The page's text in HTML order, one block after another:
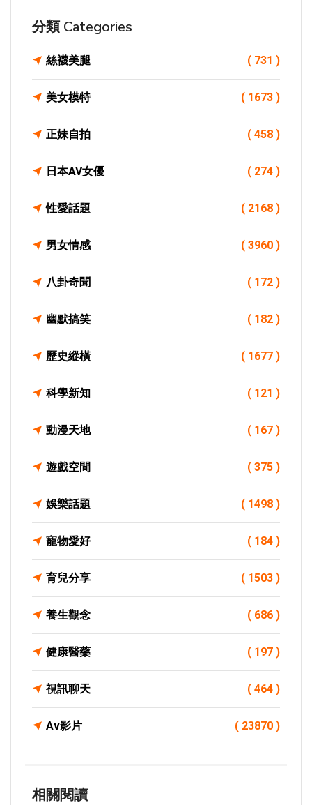
分類 Categories
絲襪美腿 ( 731 )
美女模特 ( 1673 )
正妹自拍 ( 458 )
日本AV女優 ( 274 )
性愛話題 ( 2168 )
男女情感 ( 3960 )
八卦奇聞 ( 172 )
幽默搞笑 ( 182 )
歷史縱橫 ( 1677 )
科學新知 ( 121 )
動漫天地 ( 167 )
遊戲空間 ( 375 )
娛樂話題 ( 1498 )
寵物愛好 ( 184 )
育兒分享 ( 1503 )
養生觀念 ( 686 )
健康醫藥 ( 197 )
視訊聊天 ( 464 )
Av影片 ( 23870 )
相關閱讀